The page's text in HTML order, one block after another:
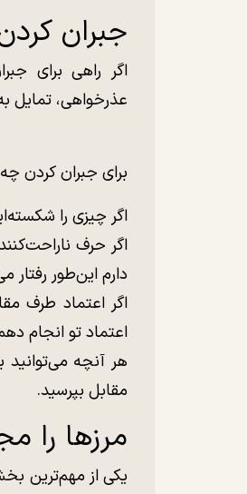
جبران
اگر راهی برای
عذرخواهی، تمایل
برای جبران کردن
اگر چیزی را
اگر حرف
دارم این‌طور
اگر اعتماد طرف
اعتماد تو انجام
هر آنچه
مقابل بپرسید.
مرزها را
یکی از مهم‌ترین